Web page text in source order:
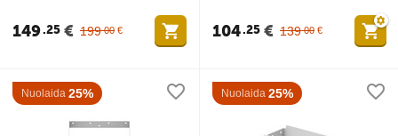
199 00 €
149 25 € 139 00 €
104 25 €
Nuolaida 25% Nuolaida 25%